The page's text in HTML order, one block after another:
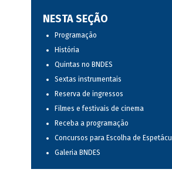
NESTA SEÇÃO
Programação
História
Quintas no BNDES
Sextas instrumentais
Reserva de ingressos
Filmes e festivais de cinema
Receba a programação
Concursos para Escolha de
Galeria BNDES